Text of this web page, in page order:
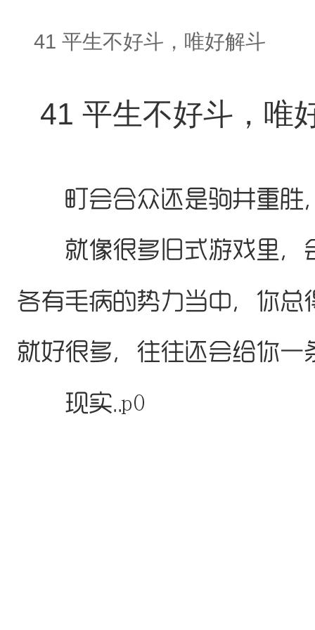
41 平生不好斗，唯好解斗
41 平生不好斗，唯